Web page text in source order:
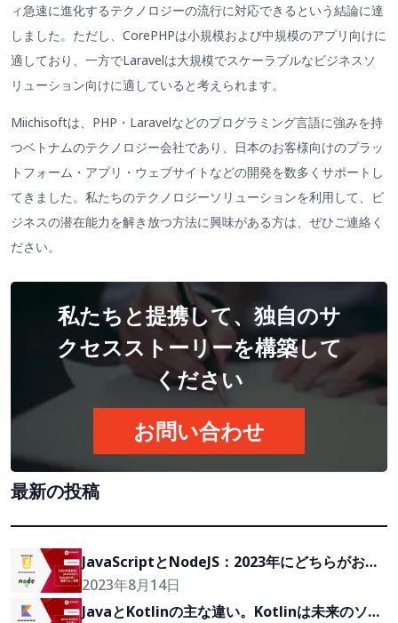
ィ急速に進化するテクノロジーの流行に対応できるという結論に達
しました。ただし、CorePHPは小規模および中規模のアプリ向けに
適しており、一方でLaravelは大規模でスケーラブルなビジネスソ
リューション向けに適していると考えられます。
Miichisoftは、PHP・Laravelなどのプログラミング言語に強みを持
つベトナムのテクノロジー会社であり、日本のお客様向けのプラッ
トフォーム・アプリ・ウェブサイトなどの開発を数多くサポートし
てきました。私たちのテクノロジーソリューションを利用して、ビ
ジネスの潜在能力を解き放つ方法に興味がある方は、ぜひご連絡く
ださい。
私たちと提携して、独自のサ
クセスストーリーを構築して
ください
お問い合わせ
最新の投稿
JavaScriptとNodeJS：2023年にどちらがおす
すめ？
2023年8月14日
JavaとKotlinの主な違い。Kotlinは未来のソリ